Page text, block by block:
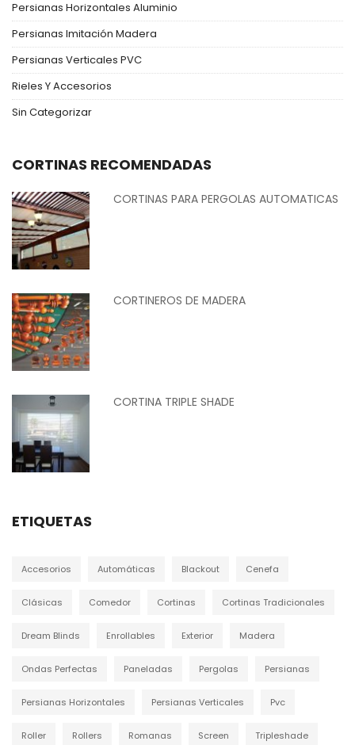
Persianas Horizontales Aluminio
Persianas Imitación Madera
Persianas Verticales PVC
Rieles Y Accesorios
Sin Categorizar
CORTINAS RECOMENDADAS
CORTINAS PARA PERGOLAS AUTOMATICAS
CORTINEROS DE MADERA
CORTINA TRIPLE SHADE
ETIQUETAS
Accesorios Automáticas Blackout Cenefa
Clásicas Comedor Cortinas Cortinas Tradicionales
Dream Blinds Enrollables Exterior Madera
Ondas Perfectas Paneladas Pergolas Persianas
Persianas Horizontales Persianas Verticales Pvc
Roller Rollers Romanas Screen Tripleshade